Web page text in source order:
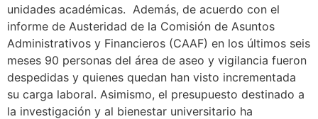
unidades académicas. Además, de acuerdo con el
informe de Austeridad de la Comisión de Asuntos
Administrativos y Financieros (CAAF) en los últimos seis
meses 90 personas del área de aseo y vigilancia fueron
despedidas y quienes quedan han visto incrementada
su carga laboral. Asimismo, el presupuesto destinado a
la investigación y al bienestar universitario ha